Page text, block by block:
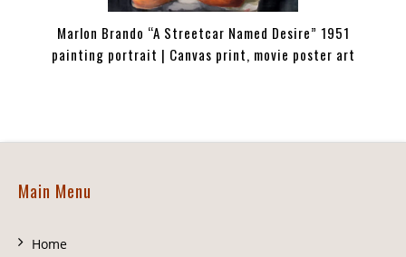
Marlon Brando “A Streetcar Named Desire” 1951
painting portrait | Canvas print, movie poster art
Main Menu
Home